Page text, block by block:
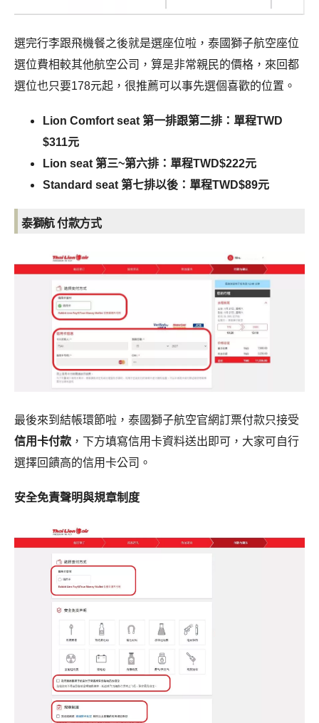
選完行李跟飛機餐之後就是選座位啦，泰國獅子航空座位
選位費相較其他航空公司，算是非常親民的價格，來回都
選位也只要178元起，很推薦可以事先選個喜歡的位置。
Lion Comfort seat 第一排跟第二排：單程TWD
$311元
Lion seat 第三~第六排：單程TWD$222元
Standard seat 第七排以後：單程TWD$89元
泰獅航 付款方式
最後來到結帳環節啦，泰國獅子航空官網訂票付款只接受
信用卡付款 ，下方填寫信用卡資料送出即可，大家可自行
選擇回饋高的信用卡公司。
安全免責聲明與規章制度